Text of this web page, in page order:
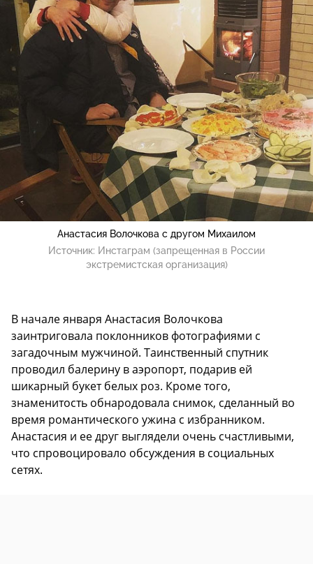
Анастасия Волочкова с другом Михаилом
Источник: Инстаграм (запрещенная в России
экстремистская организация)
В начале января Анастасия Волочкова
заинтриговала поклонников фотографиями с
загадочным мужчиной. Таинственный спутник
проводил балерину в аэропорт, подарив ей
шикарный букет белых роз. Кроме того,
знаменитость обнародовала снимок, сделанный во
время романтического ужина с избранником.
Анастасия и ее друг выглядели очень счастливыми,
что спровоцировало обсуждения в социальных
сетях.